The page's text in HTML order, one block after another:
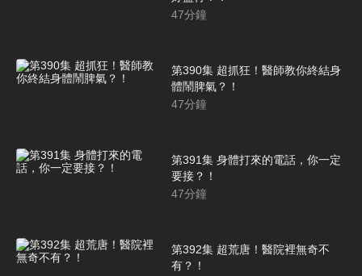
47分鐘
第390集 超抓狂！醫師教你終結身
體鬧脾氣？！
47分鐘
第391集 身體打來的電話，你一定
要接？！
47分鐘
第392集 超荒唐！醫院裡無奇不
有？！